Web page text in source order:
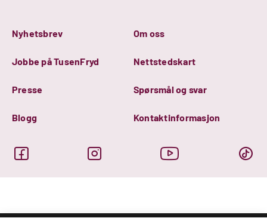
Nyhetsbrev Om oss
Jobbe på TusenFryd Nettstedskart
Presse Spørsmål og svar
Blogg Kontaktinformasjon